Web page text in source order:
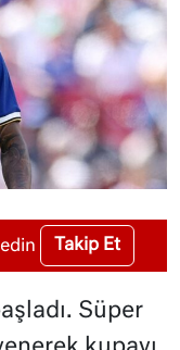
Takip Et
Süper